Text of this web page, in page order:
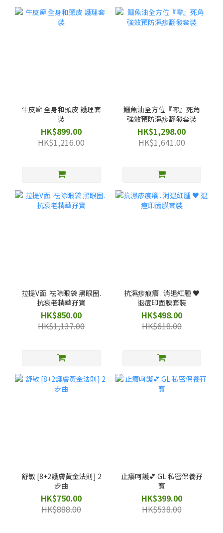
牛皮癬 全身和頭皮 護理套
裝
HK$899.00
HK$1,216.00
鱷魚油全方位『零』死角
強效預防濕疹翻發套裝
HK$1,298.00
HK$1,641.00
拉提V面. 祛除眼袋 黑眼圈.
抗衰老精華孖寶
HK$850.00
HK$1,137.00
抗濕疹痕癢 . 消退紅腫 ♥️
退痘印面膜套裝
HK$498.00
HK$618.00
舒敏 [8+2護膚黃金法則] 2
步曲
HK$750.00
HK$888.00
止癢呵護💕 GL 私密保養孖
寶
HK$399.00
HK$538.00